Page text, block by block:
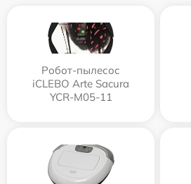
Робот-пылесос
iCLEBO Arte Sacura
YCR-M05-11